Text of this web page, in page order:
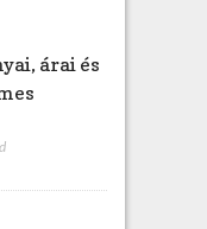
árai és